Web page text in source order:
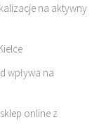
na aktywny
wpływa na
online z